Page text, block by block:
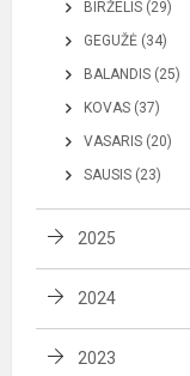
BIRŽELIS (29)
GEGUŽĖ (34)
BALANDIS (25)
KOVAS (37)
VASARIS (20)
SAUSIS (23)
2025
2024
2023